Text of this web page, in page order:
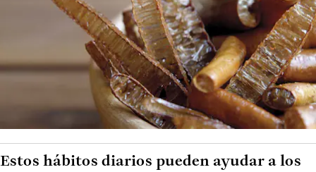
Estos hábitos diarios pueden ayudar a los